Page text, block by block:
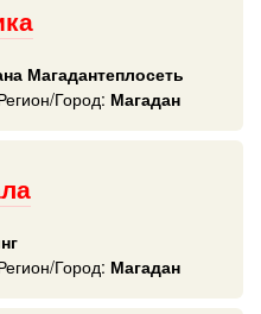
Магадантеплосеть
Город: Магадан
Город: Магадан